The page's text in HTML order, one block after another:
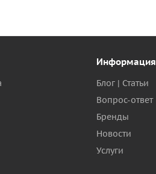
Информация
Блог | Статьи
Вопрос-ответ
Бренды
Новости
Услуги